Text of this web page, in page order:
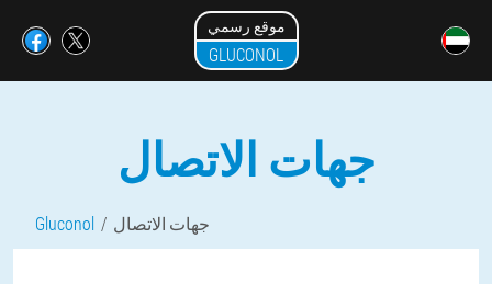
موقع رسمي
GLUCONOL
جهات الاتصال
Gluconol جهات الاتصال